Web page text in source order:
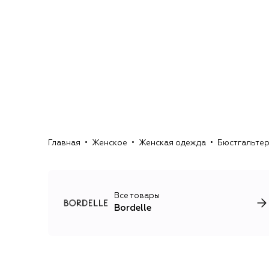
Главная Женское Женская одежда
Все товары
Bordelle